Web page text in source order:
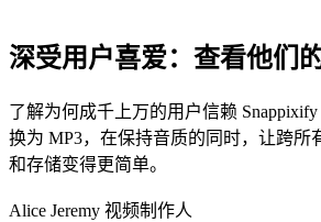
深受用户喜爱：查看他们
了解为何成千上万的用户信赖
换为 MP3，在保持音质的同时，让跨所
和存储变得更简单。
Alice Jeremy 视频制作人